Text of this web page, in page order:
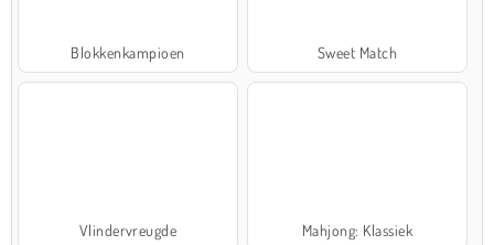
Blokkenkampioen Sweet Match
Vlindervreugde Mahjong: Klassiek